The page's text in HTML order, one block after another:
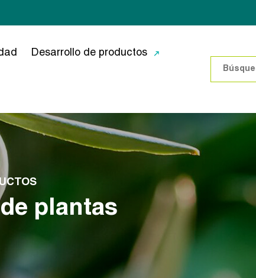
Desarrollo de productos
plantas